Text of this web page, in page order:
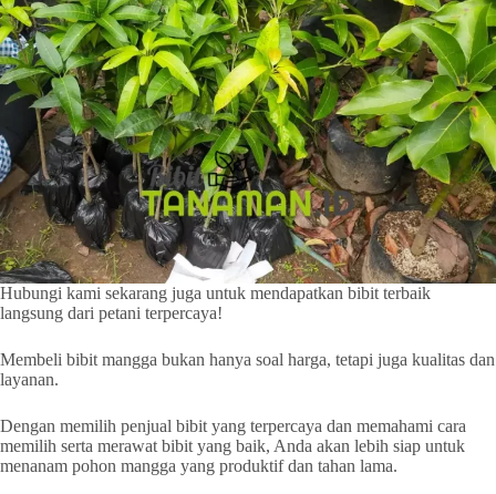
Hubungi kami sekarang juga untuk mendapatkan bibit terbaik
langsung dari petani terpercaya!
Membeli bibit mangga bukan hanya soal harga, tetapi juga kualitas dan
layanan.
Dengan memilih penjual bibit yang terpercaya dan memahami cara
memilih serta merawat bibit yang baik, Anda akan lebih siap untuk
menanam pohon mangga yang produktif dan tahan lama.